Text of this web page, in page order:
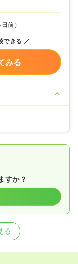
前）
できる
みる
すか？
る